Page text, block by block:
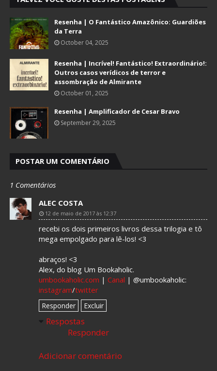
Resenha | O Fantástico Amazônico: Guardiões
da Terra
October 04, 2025
Resenha | Incrível! Fantástico! Extraordinário!:
Outros casos verídicos de terror e
assombração de Almirante
October 01, 2025
Resenha | Amplificador de Cesar Bravo
September 29, 2025
POSTAR UM COMENTÁRIO
1 Comentários
ALEC COSTA
12 de maio de 2017 às 12:37
recebi os dois primeiros livros dessa trilogia e tô
mega empolgado para lê-los! <3
abraços! <3
Alex, do blog Um Bookaholic.
umbookaholic.com | Canal | @umbookaholic:
instagram/twitter
Responder Excluir
Respostas
Responder
Adicionar comentário